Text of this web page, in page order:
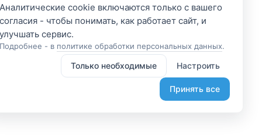
Аналитические cookie включаются только с вашего
согласия - чтобы понимать, как работает сайт, и
Подробнее - в политике обработки персональных данных.
Только необходимые Настроить
Принять все